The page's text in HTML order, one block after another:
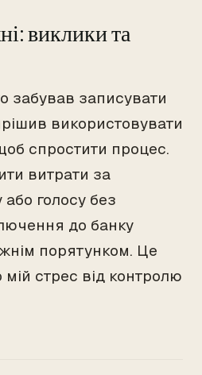
виклики та
забував записувати
використовувати
спростити процес.
витрати за
голосу без
до банку
порятунком. Це
стрес від контролю